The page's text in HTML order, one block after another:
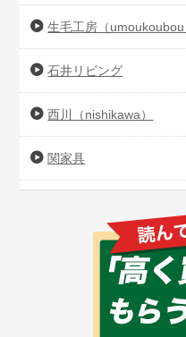
生毛工房（umoukoubou
石井リビング
西川（nishikawa）
関家具